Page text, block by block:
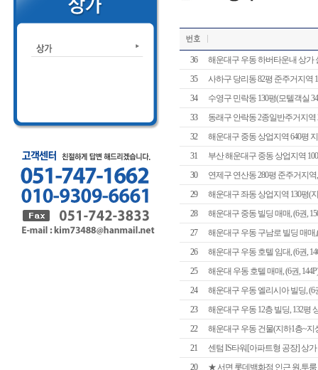
36
해운대구 우동 하버타운내 상가
35
사하구 당리동 82평 준주거지역
34
수영구 민락동 130평(모텔객실
33
동래구 안락동 2종일반주거지역
32
해운대구 중동 상업지역 640평
31
부산 해운대구 중동 상업지역
30
연제구 연산동 280평 준주거지역
29
해운대구 좌동 상업지역 130평(지
28
해운대구 중동 빌딩 매매, (6권,
27
해운대구 우동 구남로 빌딩 매매
26
해운대구 우동 호텔 임대, (6권,
25
해운대 우동 호텔 매매, (6권, 144P)
24
해운대구 우동 엘리시아 빌딩, (6
23
해운대구 우동 12층 빌딩, 132평
22
해운대구 우동 건물(지하1층~지
21
센텀 IS타워[아파트형 공장] 상가
20
★ 서면 롯데백화점 인근 원,투